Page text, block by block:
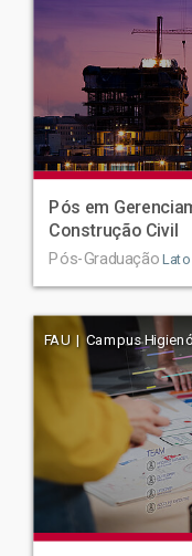
Pós em
Construção Civil
Pós-Graduação
FAU | Campus